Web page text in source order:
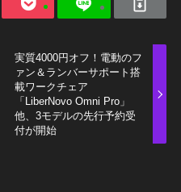
実質4000円オフ！電動のフ
ァン＆ランバーサポート搭
載ワークチェア
「LiberNovo Omni Pro」
他、3モデルの先行予約受
付が開始